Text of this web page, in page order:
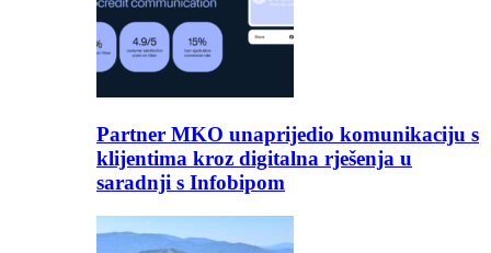
Partner MKO unaprijedio komunikaciju s
klijentima kroz digitalna rješenja u
saradnji s Infobipom